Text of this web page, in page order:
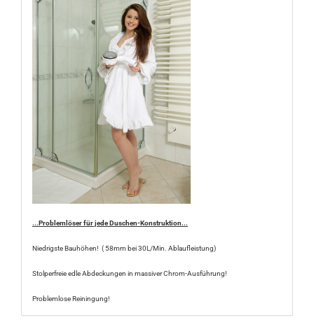
...Problemlöser für jede Duschen-Konstruktion...
Niedrigste Bauhöhen! ( 58mm bei 30L/Min. Ablaufleistung)
Stolperfreie edle Abdeckungen in massiver Chrom-Ausführung!
Problemlose Reiningung!